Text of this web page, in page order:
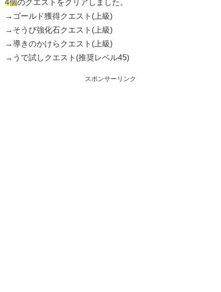
4個のクエストをクリアしました。
→ゴールド獲得クエスト(上級)
→そうび強化石クエスト(上級)
→導きのかけらクエスト(上級)
→うで試しクエスト(推奨レベル45)
スポンサーリンク